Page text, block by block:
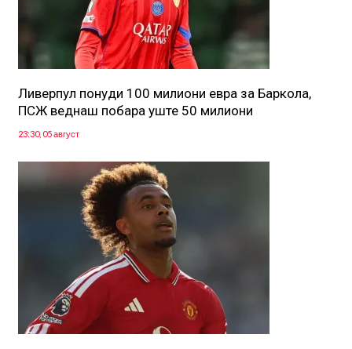
Ливерпул понуди 100 милиони евра за Баркола,
ПСЖ веднаш побара уште 50 милиони
23:30, 05 август